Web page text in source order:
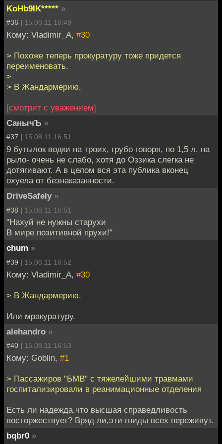
KoHb9IK***** »
#36 | 15.08.11 16:49
Кому: Vladimir_A, #30
> Похоже теперь прокуратуру тоже придется
переименовать.
>
> В Жандармерию.
[смотрит с уважением]
СанычЪ »
#37 | 15.08.11 16:51
9 бутылок водки на троих, грубо говоря, по 1,5 л. на
рыло- очень не слабо, хотя до Оззика слегка не
дотягивают. А в целом вся эта публика вконец
охуела от безнаказанности.
DriveSafely »
#38 | 15.08.11 16:51
"Нахуй не нужны старухи
В мире позитивной прухи!"
chum »
#39 | 15.08.11 16:52
Кому: Vladimir_A, #30
> В Жандармерию.
Или мракуратуру.
alehandro »
#40 | 15.08.11 16:53
Кому: Goblin, #1
> Пассажиров "БМВ" с тяжелейшими травмами
госпитализировали в реанимационные отделения
Есть ли надежда,что высшая справедливость
восторжествует? Вряд ли,эти гниды всех переживут.
bqbr0 »